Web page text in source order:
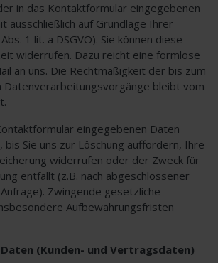
in das Kontaktformular eingegebenen
ausschließlich auf Grundlage Ihrer
1 lit. a DSGVO). Sie können diese
widerrufen. Dazu reicht eine formlose
an uns. Die Rechtmäßigkeit der bis zum
bleibt vom
eingegebenen Daten
bis Sie uns zur Löschung auffordern, Ihre
widerrufen oder der Zweck für
entfällt (z.B. nach abgeschlossener
Zwingende gesetzliche
Aufbewahrungsfristen
(Kunden- und Vertragsdaten)